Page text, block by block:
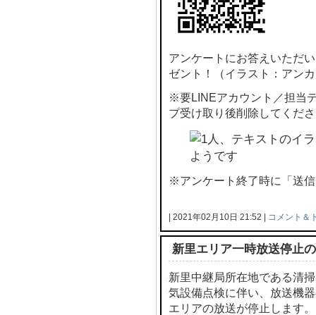
アンケートにお答えいただ
ゼント！（イラスト：アン
※要LINEアカウント／担当
プ受け取り後削除してくだ
※アンケート終了時に「送
| 2021年02月10日 21:52 | コメント＆
新里エリア一時放送停止
新里中継局所在地である清
気設備点検に伴い、放送機
エリアの放送が停止します。